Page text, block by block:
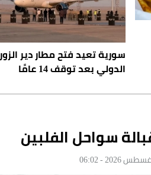
سورية تعيد فتح مطار دير الزور
الدولي بعد توقف 14 عامًا